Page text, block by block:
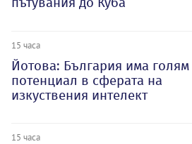
15 часа
Йотова: България има голям
потенциал в сферата на
изкуствения интелект
15 часа